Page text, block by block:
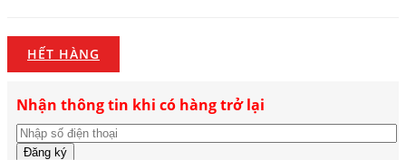
HẾT HÀNG
Nhận thông tin khi có hàng trở lại
Đăng ký